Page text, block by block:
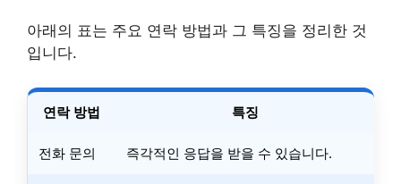
아래의 표는 주요 연락 방법과 그 특징을 정리한 것
입니다.
연락 방법 특징
전화 문의 즉각적인 응답을 받을 수 있습니다.